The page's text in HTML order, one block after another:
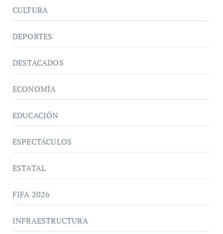
CULTURA
DEPORTES
DESTACADOS
ECONOMÍA
EDUCACIÓN
ESPECTÁCULOS
ESTATAL
FIFA 2026
INFRAESTRUCTURA